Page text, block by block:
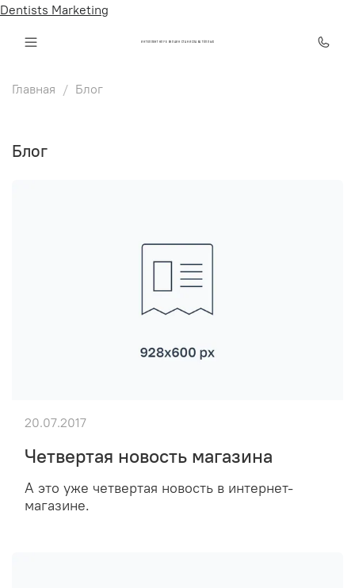
Dentists Marketing
ИНТЕЛЛЕКТ КЛУБ ОНЛАЙН СТАНИСЛАВА ТЁПЛЫХ
Главная Блог
Блог
Четвертая новость магазина
А это уже четвертая новость в интернет-
магазине.
20.07.2017